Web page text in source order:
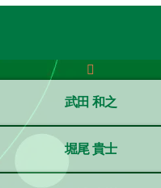
武田 和之
堀尾 貴士